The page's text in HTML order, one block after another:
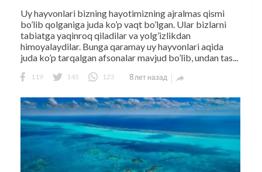
Uy hayvonlari bizning hayotimizning ajralmas qismi
bo’lib qolganiga juda ko’p vaqt bo’lgan. Ular bizlarni
tabiatga yaqinroq qiladilar va yolg’izlikdan
himoyalaydilar. Bunga qaramay uy hayvonlari aqida
juda ko’p tarqalgan afsonalar mavjud bo’lib, undan tas...
119 145 123 8 лет назад 